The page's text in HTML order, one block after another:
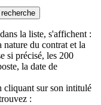
la liste, s'affichent :
du contrat et la
si précisé, les 200
la date de
cliquant sur son intitulé
: